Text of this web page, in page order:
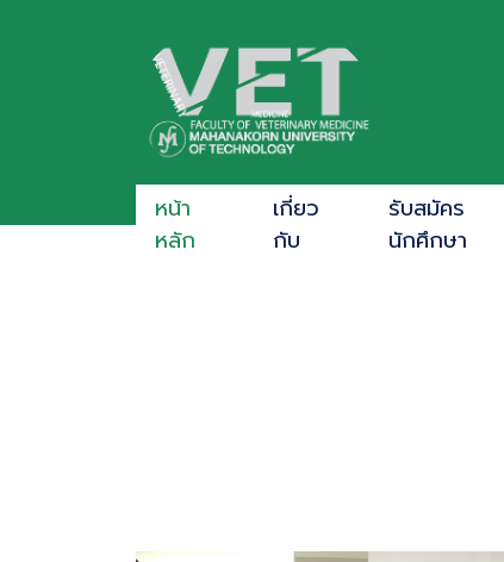
หน้า
หลัก
เกี่ยว
กับ
รับสมัคร
นักศึกษา